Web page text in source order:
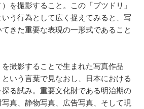
を撮影すること。この「ブツドリ」
う行為として広く捉えてみると、写
きた重要な表現の一形式であること
撮影することで生まれた写真作品
いう言葉で見なおし、日本における
る試み。重要文化財である明治期の
真、静物写真、広告写真、そして現